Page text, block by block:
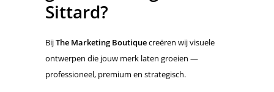
Sittard?
BijThe Marketing Boutiquecreëren wij visuele
ontwerpen die jouw merk laten groeien —
professioneel, premium en strategisch.